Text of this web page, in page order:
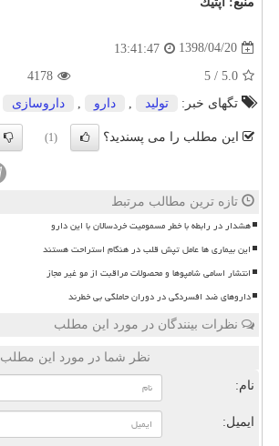
1398/04/20
13:41:47
5.0
/
5
4178
تگهای خبر:
تولید دارو داروسازی
این مطلب را می پسندید؟ (1)
تازه ترین مطالب مرتبط
هشدار در رابطه با خطر مسمومیت خردسالان با این دارو
این بیماری ها عامل تپش قلب در هنگام استراحت هستند
انتشار اسامی شامپوها و محصولات مراقبت از مو غیر مجاز
داروهای ضد افسردگی در دوران حاملگی بی خطرند
نظرات بینندگان در مورد این مطلب
نظر شما در مورد این مطلب
نام:
ایمیل: